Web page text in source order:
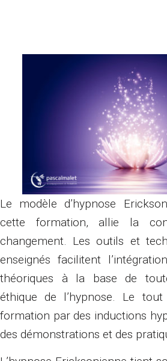
Le modèle d’hypnose
cette formation, allie la
changement. Les outils et
enseignés facilitent
théoriques à la base de
éthique de l’hypnose. Le
formation par des inductions
des démonstrations et des